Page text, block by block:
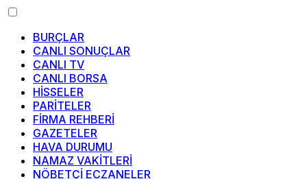
BURÇLAR
CANLI SONUÇLAR
CANLI TV
CANLI BORSA
HİSSELER
PARİTELER
FİRMA REHBERİ
GAZETELER
HAVA DURUMU
NAMAZ VAKİTLERİ
NÖBETÇİ ECZANELER